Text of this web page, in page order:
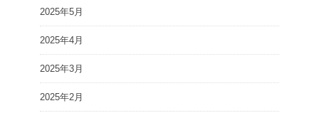
2025年5月
2025年4月
2025年3月
2025年2月